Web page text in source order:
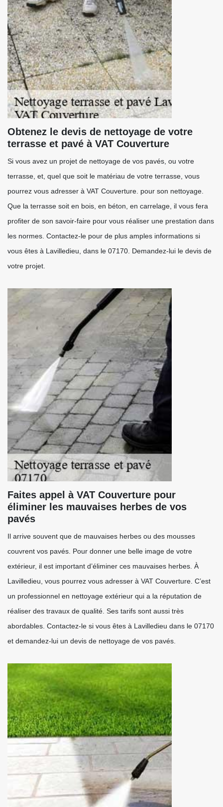
Obtenez le devis de nettoyage de votre
terrasse et pavé à VAT Couverture
Si vous avez un projet de nettoyage de vos pavés, ou votre
terrasse, et, quel que soit le matériau de votre terrasse, vous
pourrez vous adresser à VAT Couverture. pour son nettoyage.
Que la terrasse soit en bois, en béton, en carrelage, il vous fera
profiter de son savoir-faire pour vous réaliser une prestation dans
les normes. Contactez-le pour de plus amples informations si
vous êtes à Lavilledieu, dans le 07170. Demandez-lui le devis de
votre projet.
Faites appel à VAT Couverture pour
éliminer les mauvaises herbes de vos
pavés
Il arrive souvent que de mauvaises herbes ou des mousses
couvrent vos pavés. Pour donner une belle image de votre
extérieur, il est important d’éliminer ces mauvaises herbes. À
Lavilledieu, vous pourrez vous adresser à VAT Couverture. C’est
un professionnel en nettoyage extérieur qui a la réputation de
réaliser des travaux de qualité. Ses tarifs sont aussi très
abordables. Contactez-le si vous êtes à Lavilledieu dans le 07170
et demandez-lui un devis de nettoyage de vos pavés.